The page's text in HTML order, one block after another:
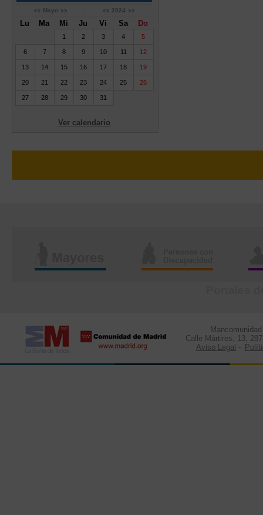
Mayo 2024
Lu Ma Mi Ju Vi Sa Do
1 2 3 4 5
6 7 8 9 10 11 12
13 14 15 16 17 18 19
20 21 22 23 24 25 26
27 28 29 30 31
Ver calendario
Calle Mártires, 13,
Aviso Legal -